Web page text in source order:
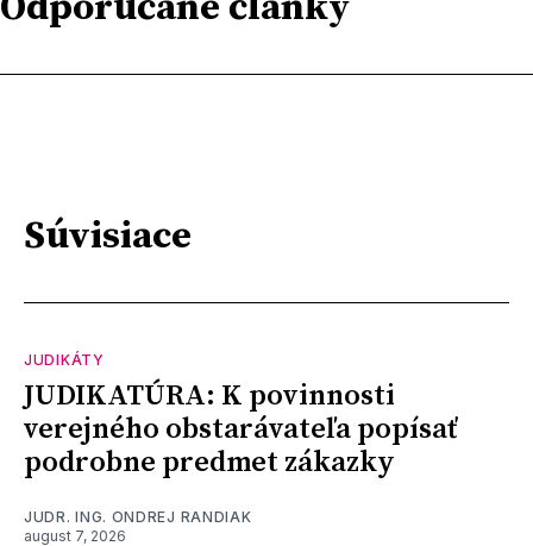
Súvisiace
JUDIKÁTY
JUDIKATÚRA: K povinnosti
verejného obstarávateľa popísať
podrobne predmet zákazky
JUDR. ING. ONDREJ RANDIAK
august 7, 2026